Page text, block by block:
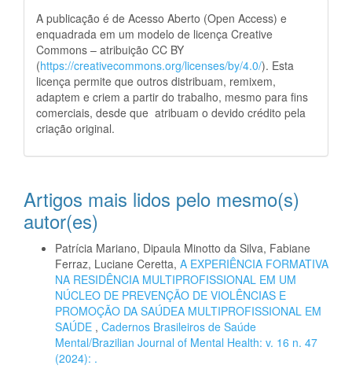
A publicação é de Acesso Aberto (Open Access) e
enquadrada em um modelo de licença Creative
Commons – atribuição CC BY
(https://creativecommons.org/licenses/by/4.0/). Esta
licença permite que outros distribuam, remixem,
adaptem e criem a partir do trabalho, mesmo para fins
comerciais, desde que atribuam o devido crédito pela
criação original.
Artigos mais lidos pelo mesmo(s)
autor(es)
Patrícia Mariano, Dipaula Minotto da Silva, Fabiane
Ferraz, Luciane Ceretta, A EXPERIÊNCIA FORMATIVA
NA RESIDÊNCIA MULTIPROFISSIONAL EM UM
NÚCLEO DE PREVENÇÃO DE VIOLÊNCIAS E
PROMOÇÃO DA SAÚDEA MULTIPROFISSIONAL EM
SAÚDE , Cadernos Brasileiros de Saúde
Mental/Brazilian Journal of Mental Health: v. 16 n. 47
(2024): .